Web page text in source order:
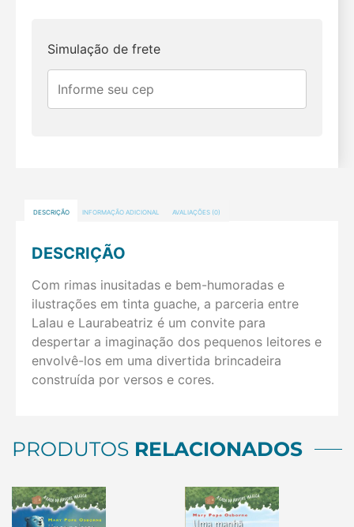
Simulação de frete
DESCRIÇÃO INFORMAÇÃO ADICIONAL AVALIAÇÕES (0)
DESCRIÇÃO
Com rimas inusitadas e bem-humoradas e
ilustrações em tinta guache, a parceria entre
Lalau e Laurabeatriz é um convite para
despertar a imaginação dos pequenos leitores e
envolvê-los em uma divertida brincadeira
construída por versos e cores.
PRODUTOS RELACIONADOS